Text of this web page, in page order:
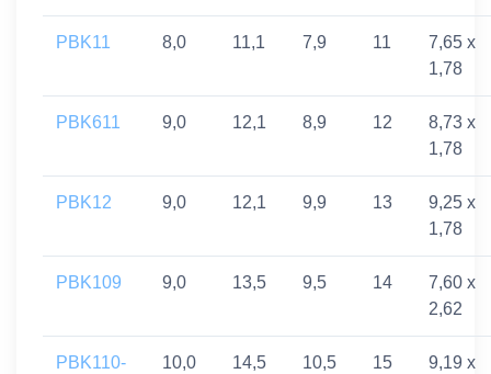
PBK11 8,0 11,1 7,9 11
7,65 x
1,78
PBK611 9,0 12,1 8,9 12
8,73 x
1,78
PBK12 9,0 12,1 9,9 13
9,25 x
1,78
PBK109 9,0 13,5 9,5 14
7,60 x
2,62
PBK110-
10,0 14,5 10,5 15
9,19 x